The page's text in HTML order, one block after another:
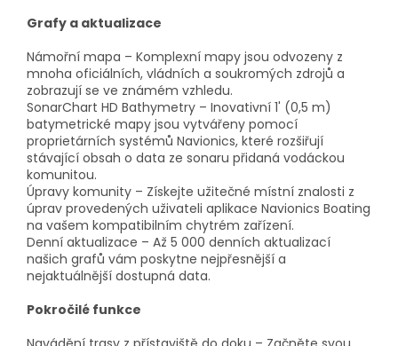
Grafy a aktualizace
Námořní mapa – Komplexní mapy jsou odvozeny z
mnoha oficiálních, vládních a soukromých zdrojů a
zobrazují se ve známém vzhledu.
SonarChart HD Bathymetry – Inovativní 1' (0,5 m)
batymetrické mapy jsou vytvářeny pomocí
proprietárních systémů Navionics, které rozšiřují
stávající obsah o data ze sonaru přidaná vodáckou
komunitou.
Úpravy komunity – Získejte užitečné místní znalosti z
úprav provedených uživateli aplikace Navionics Boating
na vašem kompatibilním chytrém zařízení.
Denní aktualizace – Až 5 000 denních aktualizací
našich grafů vám poskytne nejpřesnější a
nejaktuálnější dostupná data.
Pokročilé funkce